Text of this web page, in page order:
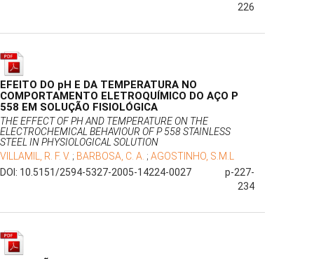
226
EFEITO DO pH E DA TEMPERATURA NO
COMPORTAMENTO ELETROQUÍMICO DO AÇO P
558 EM SOLUÇÃO FISIOLÓGICA
THE EFFECT OF PH AND TEMPERATURE ON THE
ELECTROCHEMICAL BEHAVIOUR OF P 558 STAINLESS
STEEL IN PHYSIOLOGICAL SOLUTION
VILLAMIL, R. F. V. ; BARBOSA, C. A. ; AGOSTINHO, S.M.L
DOI: 10.5151/2594-5327-2005-14224-0027
p-227-
234